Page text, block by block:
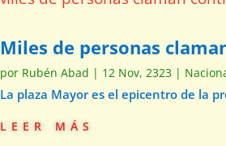
Miles de personas
por Rubén Abad | 12 Nov, 2323 |
La plaza Mayor es el epicentro de la
leer más